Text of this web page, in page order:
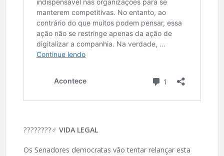
????️????‍♂️ VIDA LEGAL
Os Senadores democratas vão tentar relançar esta